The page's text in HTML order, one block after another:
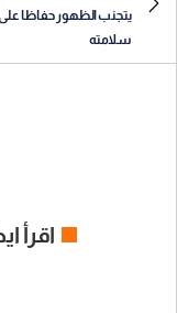
يتجنب الظهور حفاظا
سلامته
اقرأ